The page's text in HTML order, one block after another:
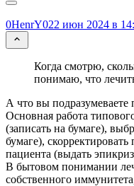
0HenrY022 июн 2024 в
Когда смотрю,
понимаю, что
А что вы подразумеваете
Основная работа
(записать на бумаге),
бумаге),
пациента (выдать
В бытовом понимании
собственного